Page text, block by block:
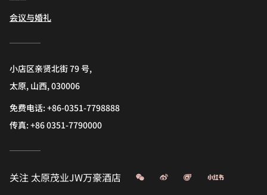
会议与婚礼
小店区亲贤北街 79 号,
太原, 山西, 030006
免费电话:+86-0351-7798888
传真:+86 0351-7790000
关注 太原茂业JW万豪酒店 微信 微博 飞猪 小红书